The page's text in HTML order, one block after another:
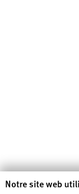
Human Rights
Notre site web